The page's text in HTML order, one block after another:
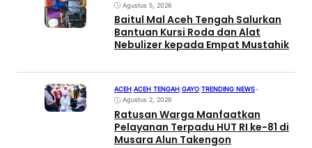
Agustus 5, 2026
Baitul Mal Aceh Tengah Salurkan
Bantuan Kursi Roda dan Alat
Nebulizer kepada Empat Mustahik
ACEH ACEH TENGAH GAYO TRENDING NEWS•
Agustus 2, 2026
Ratusan Warga Manfaatkan
Pelayanan Terpadu HUT RI ke-81 di
Musara Alun Takengon